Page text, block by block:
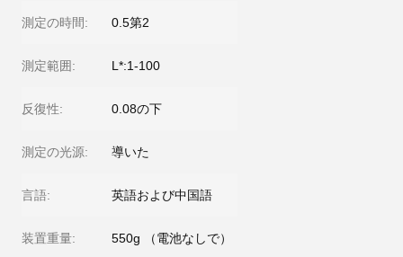
測定の時間: 0.5第2
測定範囲: L*:1-100
反復性: 0.08の下
測定の光源: 導いた
言語: 英語および中国語
装置重量: 550g （電池なしで）